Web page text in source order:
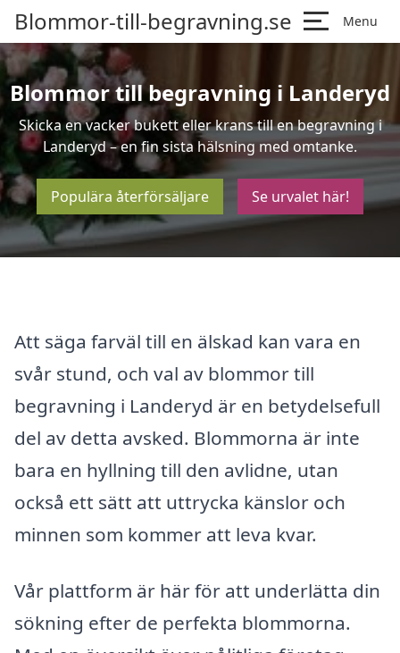
Blommor-till-begravning.se Menu
Blommor till begravning i Landeryd
Skicka en vacker bukett eller krans till en begravning i
Landeryd – en fin sista hälsning med omtanke.
Populära återförsäljare Se urvalet här!
Att säga farväl till en älskad kan vara en
svår stund, och val av blommor till
begravning i Landeryd är en betydelsefull
del av detta avsked. Blommorna är inte
bara en hyllning till den avlidne, utan
också ett sätt att uttrycka känslor och
minnen som kommer att leva kvar.
Vår plattform är här för att underlätta din
sökning efter de perfekta blommorna.